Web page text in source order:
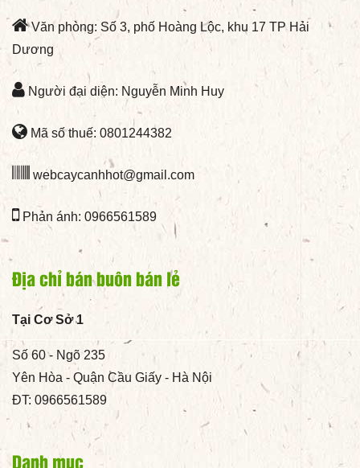
Văn phòng: Số 3, phố Hoàng Lộc, khu 17 TP Hải
Dương
Người đại diện: Nguyễn Minh Huy
Mã số thuế: 0801244382
webcaycanhhot@gmail.com
Phản ánh: 0966561589
Địa chỉ bán buôn bán lẻ
Tại Cơ Sở 1
Số 60 - Ngõ 235
Yên Hòa - Quận Cầu Giấy - Hà Nội
ĐT: 0966561589
Danh mục